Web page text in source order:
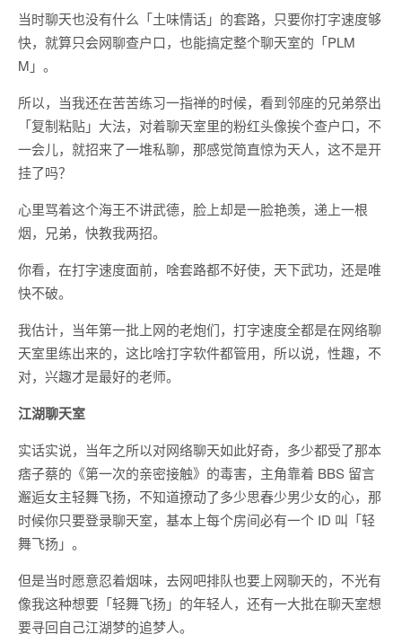
当时聊天也没有什么「土味情话」的套路，只要你打字速度够
快，就算只会网聊查户口，也能搞定整个聊天室的「PLM
M」。
所以，当我还在苦苦练习一指禅的时候，看到邻座的兄弟祭出
「复制粘贴」大法，对着聊天室里的粉红头像挨个查户口，不
一会儿，就招来了一堆私聊，那感觉简直惊为天人，这不是开
挂了吗？
心里骂着这个海王不讲武德，脸上却是一脸艳羡，递上一根
烟，兄弟，快教我两招。
你看，在打字速度面前，啥套路都不好使，天下武功，还是唯
快不破。
我估计，当年第一批上网的老炮们，打字速度全都是在网络聊
天室里练出来的，这比啥打字软件都管用，所以说，性趣，不
对，兴趣才是最好的老师。
江湖聊天室
实话实说，当年之所以对网络聊天如此好奇，多少都受了那本
痞子蔡的《第一次的亲密接触》的毒害，主角靠着 BBS 留言
邂逅女主轻舞飞扬，不知道撩动了多少思春少男少女的心，那
时候你只要登录聊天室，基本上每个房间必有一个 ID 叫「轻
舞飞扬」。
但是当时愿意忍着烟味，去网吧排队也要上网聊天的，不光有
像我这种想要「轻舞飞扬」的年轻人，还有一大批在聊天室想
要寻回自己江湖梦的追梦人。